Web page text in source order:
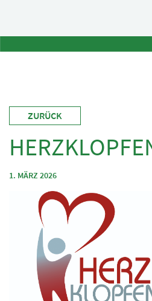
ZURÜCK
1. MÄRZ 2026